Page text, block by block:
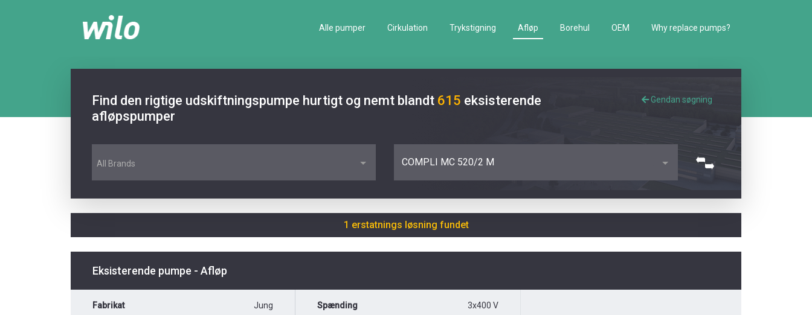
Alle pumper Cirkulation Trykstigning Afløp Borehul OEM Why replace pumps?
Find den rigtige udskiftningspumpe hurtigt og nemt blandt 615 eksisterende
afløpspumper
Gendan søgning
All Brands COMPLI MC 520/2 M
1 erstatnings løsning fundet
Eksisterende pumpe - Afløp
Fabrikat Jung Spænding 3x400 V